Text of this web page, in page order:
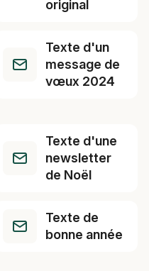
original
Texte d'un
message de
vœux 2024
Texte d'une
newsletter
de Noël
Texte de
bonne année